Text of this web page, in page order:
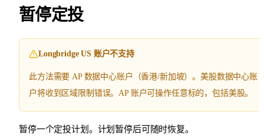
暂停定投
Longbridge US 账户不支持
此方法需要 AP 数据中心账户（香港/新加坡）。美股数据中心账
户将收到区域限制错误。AP 账户可操作任意标的，包括美股。
暂停一个定投计划。计划暂停后可随时恢复。